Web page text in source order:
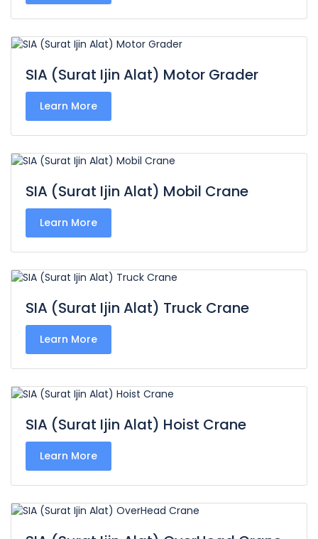
SIA (Surat Ijin Alat) Motor Grader
Learn More
SIA (Surat Ijin Alat) Mobil Crane
Learn More
SIA (Surat Ijin Alat) Truck Crane
Learn More
SIA (Surat Ijin Alat) Hoist Crane
Learn More